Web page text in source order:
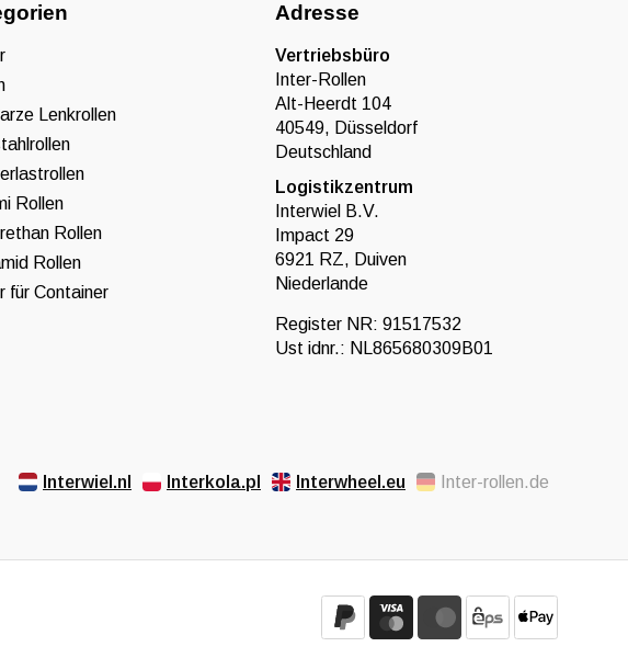
Lenkrollen
Rollen
Rollen
Rollen
für Container
Adresse
Vertriebsbüro
Inter-Rollen
Alt-Heerdt 104
40549, Düsseldorf
Deutschland
Logistikzentrum
Interwiel B.V.
Impact 29
6921 RZ, Duiven
Niederlande
Register NR: 91517532
Ust idnr.: NL865680309B01
Interwiel.nl Interkola.pl Interwheel.eu Inter-rollen.de